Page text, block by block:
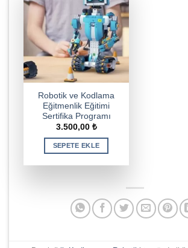
Robotik ve Kodlama
Eğitmenlik Eğitimi
Sertifika Programı
3.500,00 ₺
SEPETE EKLE